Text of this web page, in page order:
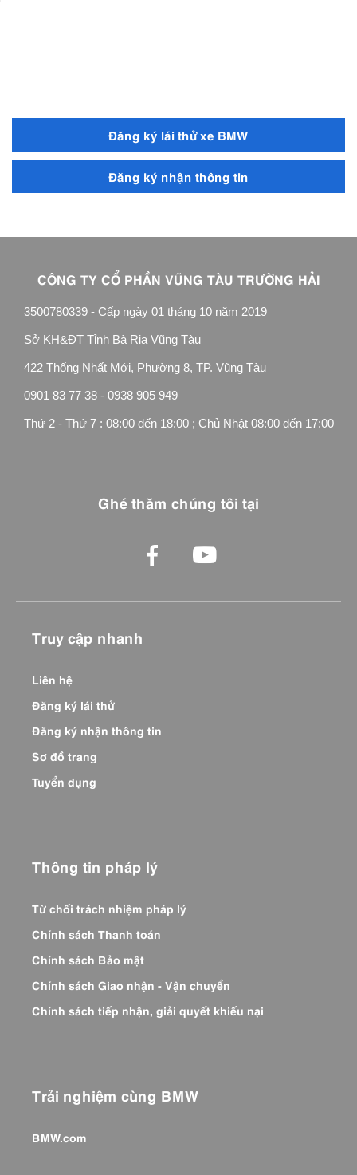
Đăng ký lái thử xe BMW
Đăng ký nhận thông tin
CÔNG TY CỔ PHẦN VŨNG TÀU TRƯỜNG HẢI
3500780339 - Cấp ngày 01 tháng 10 năm 2019
Sở KH&ĐT Tỉnh Bà Rịa Vũng Tàu
422 Thống Nhất Mới, Phường 8, TP. Vũng Tàu
0901 83 77 38 - 0938 905 949
Thứ 2 - Thứ 7 : 08:00 đến 18:00 ; Chủ Nhật 08:00 đến 17:00
Ghé thăm chúng tôi tại
Truy cập nhanh
Liên hệ
Đăng ký lái thử
Đăng ký nhận thông tin
Sơ đồ trang
Tuyển dụng
Thông tin pháp lý
Từ chối trách nhiệm pháp lý
Chính sách Thanh toán
Chính sách Bảo mật
Chính sách Giao nhận - Vận chuyển
Chính sách tiếp nhận, giải quyết khiếu nại
Trải nghiệm cùng BMW
BMW.com